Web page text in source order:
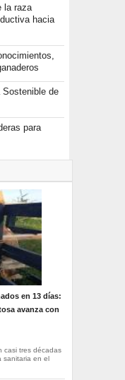
la raza
hacia
Sostenible de
para
en 13 días:
avanza con
casi tres décadas
sanitaria en el